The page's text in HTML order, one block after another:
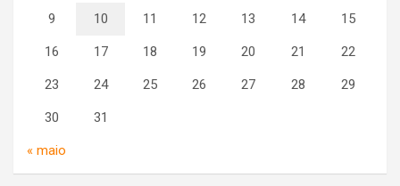
9 10 11 12 13 14 15
16 17 18 19 20 21 22
23 24 25 26 27 28 29
30 31
« maio